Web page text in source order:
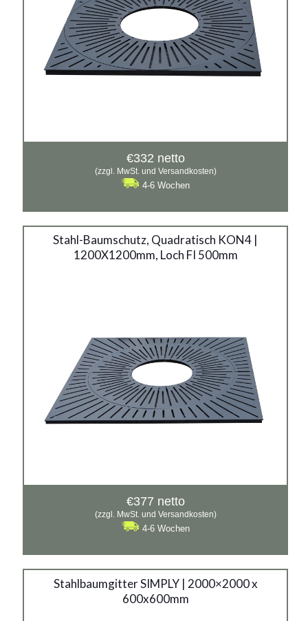
€332 netto
(zzgl. MwSt. und Versandkosten)
4-6 Wochen
Stahl-Baumschutz, Quadratisch KON4 |
1200X1200mm, Loch FI 500mm
€377 netto
(zzgl. MwSt. und Versandkosten)
4-6 Wochen
Stahlbaumgitter SIMPLY | 2000×2000 x
600x600mm